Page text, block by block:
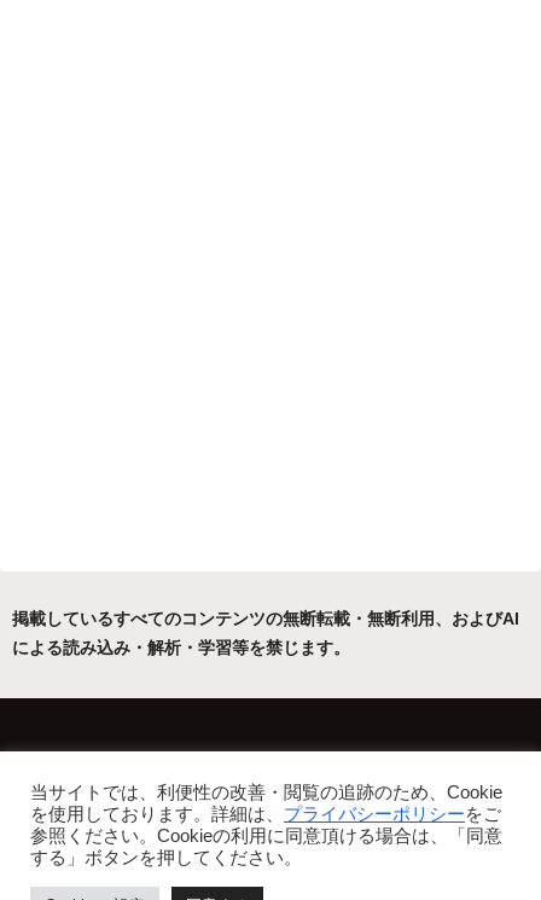
掲載しているすべてのコンテンツの無断転載・無断利用、およびAI
による読み込み・解析・学習等を禁じます。
プライバシーポリシー・免責事項
Copyright © 2022-2026 フリーアトリエ晴星 All Rights Reserved.
当サイトでは、利便性の改善・閲覧の追跡のため、Cookie
を使用しております。詳細は、 プライバシーポリシーをご
参照ください。Cookieの利用に同意頂ける場合は、「同意
する」ボタンを押してください。